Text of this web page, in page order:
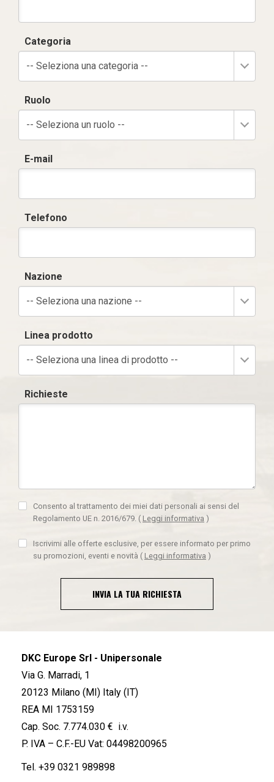
Categoria
-- Seleziona una categoria --
Ruolo
-- Seleziona un ruolo --
E-mail
Telefono
Nazione
-- Seleziona una nazione --
Linea prodotto
-- Seleziona una linea di prodotto --
Richieste
Consento al trattamento dei miei dati personali ai sensi del
Regolamento UE n. 2016/679. ( Leggi informativa )
Iscrivimi alle offerte esclusive, per essere informato per primo
su promozioni, eventi e novità ( Leggi informativa )
INVIA LA TUA RICHIESTA
DKC Europe Srl - Unipersonale
Via G. Marradi, 1
20123 Milano (MI) Italy (IT)
REA MI 1753159
Cap. Soc. 7.774.030 € i.v.
P. IVA – C.F.-EU Vat: 04498200965
Tel. +39 0321 989898